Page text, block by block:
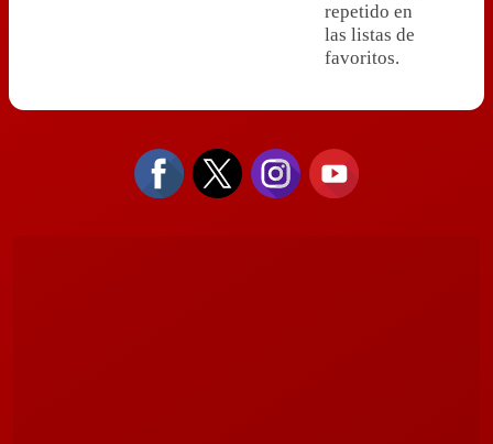
repetido en
las listas de
favoritos.